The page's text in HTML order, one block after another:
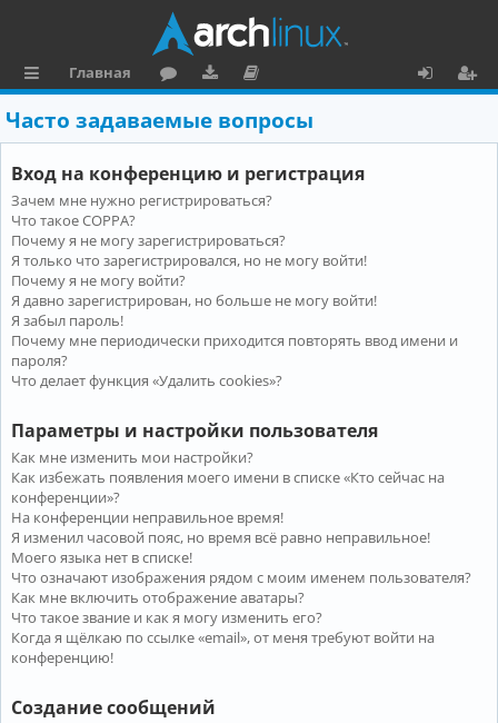
ы
л
к
и
Главная
ру
м
ру
зк
и
ку
м
е
н
та
ц
и
я
о
и
Часто задаваемые вопросы
Вход на конференцию и регистрация
Зачем мне нужно регистрироваться?
Что такое COPPA?
Почему я не могу зарегистрироваться?
Я только что зарегистрировался, но не могу войти!
Почему я не могу войти?
Я давно зарегистрирован, но больше не могу войти!
Я забыл пароль!
Почему мне периодически приходится повторять ввод имени и
пароля?
Что делает функция «Удалить cookies»?
Параметры и настройки пользователя
Как мне изменить мои настройки?
Как избежать появления моего имени в списке «Кто сейчас на
конференции»?
На конференции неправильное время!
Я изменил часовой пояс, но время всё равно неправильное!
Моего языка нет в списке!
Что означают изображения рядом с моим именем пользователя?
Как мне включить отображение аватары?
Что такое звание и как я могу изменить его?
Когда я щёлкаю по ссылке «email», от меня требуют войти на
конференцию!
Создание сообщений